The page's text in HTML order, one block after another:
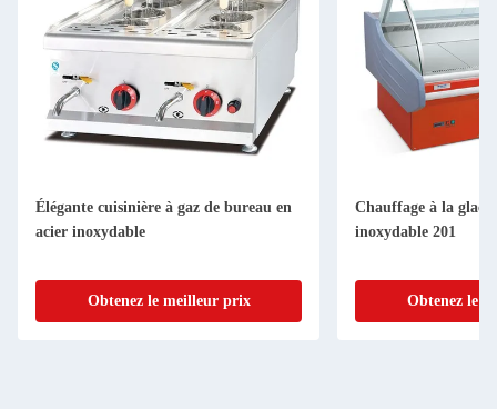
Élégante cuisinière à gaz de bureau en
acier inoxydable
Obtenez le meilleur prix
Chauffage à la glace
inoxydable 201
Obtenez le